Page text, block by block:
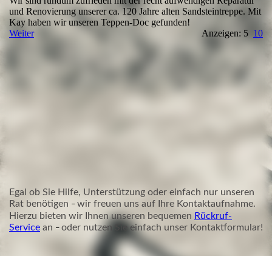
und Renovierung unserer ca. 120 Jahre alten Sandsteintreppe. Mit
Kay haben wir unseren Teppen-Doc gefunden!
Weiter
Anzeigen: 5 10
Egal ob Sie Hilfe, Unterstützung oder einfach nur unseren
Rat benötigen – wir freuen uns auf Ihre Kontaktaufnahme.
Hierzu bieten wir Ihnen unseren bequemen Rückruf-
Service an – oder nutzen Sie einfach unser Kontaktformular!